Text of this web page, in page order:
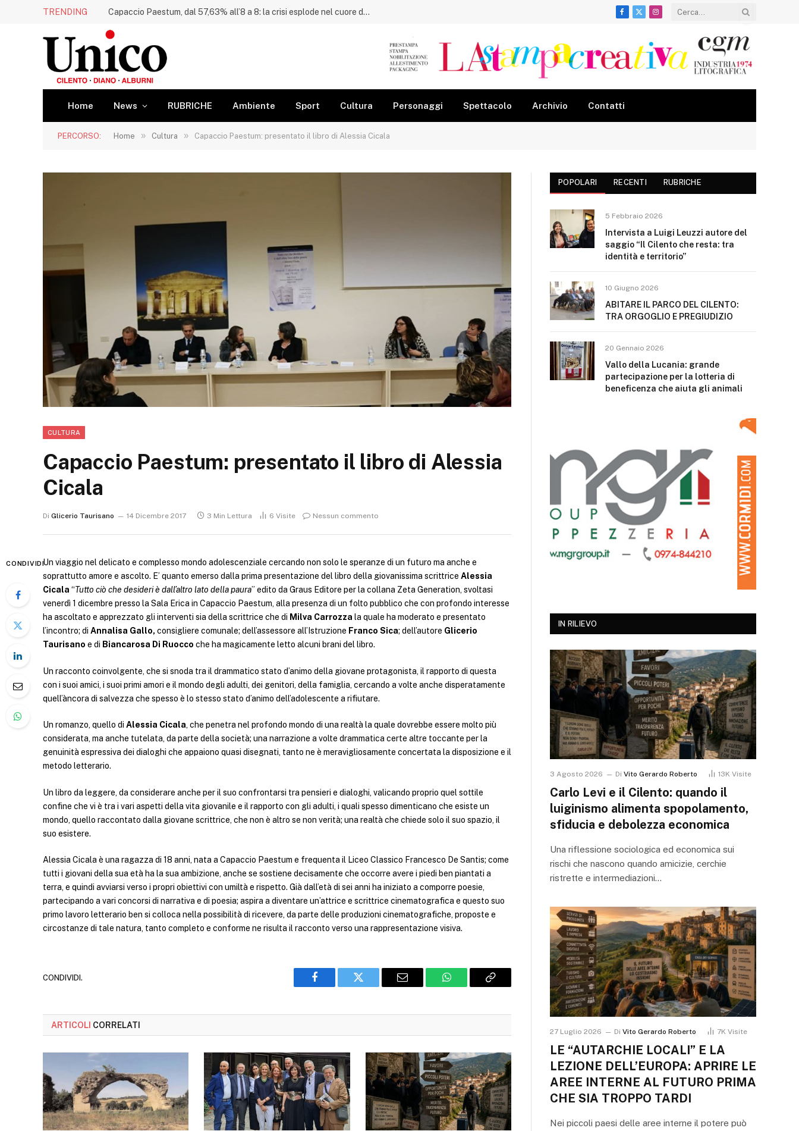
TRENDING Capaccio Paestum, dal 57,63% all’8 a 8: la crisi esplode nel cuore dell’estate
Facebook
X
Instagram
Home News RUBRICHE Ambiente Sport Cultura Personaggi Spettacolo Archivio Contatti
PERCORSO: Home » Cultura » Capaccio Paestum: presentato il libro di Alessia Cicala
CULTURA
Capaccio Paestum: presentato il libro di Alessia
Cicala
Di Glicerio Taurisano 14 Dicembre 2017 3 Min Lettura 6 Visite Nessun commento
CONDIVIDIUn viaggio nel delicato e complesso mondo adolescenziale cercando non solo le speranze di un futuro ma anche e
soprattutto amore e ascolto. E’ quanto emerso dalla prima presentazione del libro della giovanissima scrittrice Alessia
Cicala “Tutto ciò che desideri è dall’altro lato della paura” edito da Graus Editore per la collana Zeta Generation, svoltasi
venerdì 1 dicembre presso la Sala Erica in Capaccio Paestum, alla presenza di un folto pubblico che con profondo interesse
ha ascoltato e apprezzato gli interventi sia della scrittrice che di Milva Carrozza la quale ha moderato e presentato
l’incontro; di Annalisa Gallo, consigliere comunale; dell’assessore all’Istruzione Franco Sica; dell’autore Glicerio
Taurisano e di Biancarosa Di Ruocco che ha magicamente letto alcuni brani del libro.
Un racconto coinvolgente, che si snoda tra il drammatico stato d’animo della giovane protagonista, il rapporto di questa
con i suoi amici, i suoi primi amori e il mondo degli adulti, dei genitori, della famiglia, cercando a volte anche disperatamente
quell’àncora di salvezza che spesso è lo stesso stato d’animo dell’adolescente a rifiutare.
Un romanzo, quello di Alessia Cicala, che penetra nel profondo mondo di una realtà la quale dovrebbe essere molto più
considerata, ma anche tutelata, da parte della società; una narrazione a volte drammatica certe altre toccante per la
genuinità espressiva dei dialoghi che appaiono quasi disegnati, tanto ne è meravigliosamente concertata la disposizione e il
metodo letterario.
Un libro da leggere, da considerare anche per il suo confrontarsi tra pensieri e dialoghi, valicando proprio quel sottile
confine che vi è tra i vari aspetti della vita giovanile e il rapporto con gli adulti, i quali spesso dimenticano che esiste un
mondo, quello raccontato dalla giovane scrittrice, che non è altro se non verità; una realtà che chiede solo il suo spazio, il
suo esistere.
Alessia Cicala è una ragazza di 18 anni, nata a Capaccio Paestum e frequenta il Liceo Classico Francesco De Santis; come
tutti i giovani della sua età ha la sua ambizione, anche se sostiene decisamente che occorre avere i piedi ben piantati a
terra, e quindi avviarsi verso i propri obiettivi con umiltà e rispetto. Già dall’età di sei anni ha iniziato a comporre poesie,
partecipando a vari concorsi di narrativa e di poesia; aspira a diventare un’attrice e scrittrice cinematografica e questo suo
primo lavoro letterario ben si colloca nella possibilità di ricevere, da parte delle produzioni cinematografiche, proposte e
circostanze di tale natura, tanto completo e conforme ne risulta il racconto verso una rappresentazione visiva.
CONDIVIDI.
Facebook Twitter Email WhatsAppCopy
ARTICOLI CORRELATI
POPOLARI RECENTI RUBRICHE
5 Febbraio 2026
Intervista a Luigi Leuzzi autore del
saggio “Il Cilento che resta: tra
identità e territorio”
10 Giugno 2026
ABITARE IL PARCO DEL CILENTO:
TRA ORGOGLIO E PREGIUDIZIO
20 Gennaio 2026
Vallo della Lucania: grande
partecipazione per la lotteria di
beneficenza che aiuta gli animali
IN RILIEVO
3 Agosto 2026 Di Vito Gerardo Roberto 13K Visite
Carlo Levi e il Cilento: quando il
luiginismo alimenta spopolamento,
sfiducia e debolezza economica
Una riflessione sociologica ed economica sui
rischi che nascono quando amicizie, cerchie
ristrette e intermediazioni…
27 Luglio 2026 Di Vito Gerardo Roberto 7K Visite
LE “AUTARCHIE LOCALI” E LA
LEZIONE DELL’EUROPA: APRIRE LE
AREE INTERNE AL FUTURO PRIMA
CHE SIA TROPPO TARDI
Nei piccoli paesi delle aree interne il potere può